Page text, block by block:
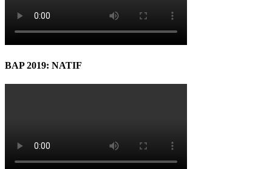
BAP 2019: NATIF